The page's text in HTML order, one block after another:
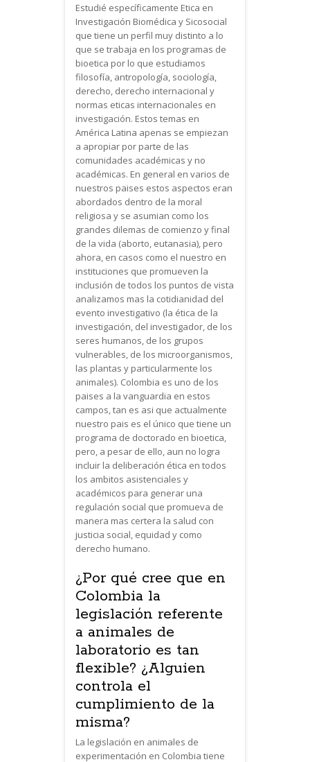
Estudié específicamente Etica en
Investigación Biomédica y Sicosocial
que tiene un perfil muy distinto a lo
que se trabaja en los programas de
bioetica por lo que estudiamos
filosofía, antropología, sociología,
derecho, derecho internacional y
normas eticas internacionales en
investigación. Estos temas en
América Latina apenas se empiezan
a apropiar por parte de las
comunidades académicas y no
académicas. En general en varios de
nuestros paises estos aspectos eran
abordados dentro de la moral
religiosa y se asumian como los
grandes dilemas de comienzo y final
de la vida (aborto, eutanasia), pero
ahora, en casos como el nuestro en
instituciones que promueven la
inclusión de todos los puntos de vista
analizamos mas la cotidianidad del
evento investigativo (la ética de la
investigación, del investigador, de los
seres humanos, de los grupos
vulnerables, de los microorganismos,
las plantas y particularmente los
animales). Colombia es uno de los
paises a la vanguardia en estos
campos, tan es asi que actualmente
nuestro pais es el único que tiene un
programa de doctorado en bioetica,
pero, a pesar de ello, aun no logra
incluir la deliberación ética en todos
los ambitos asistenciales y
académicos para generar una
regulación social que promueva de
manera mas certera la salud con
justicia social, equidad y como
derecho humano.
¿Por qué cree que en
Colombia la
legislación referente
a animales de
laboratorio es tan
flexible? ¿Alguien
controla el
cumplimiento de la
misma?
La legislación en animales de
experimentación en Colombia tiene